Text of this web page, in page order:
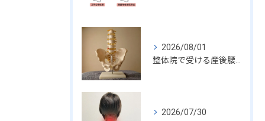
2026/08/01
2026/07/30